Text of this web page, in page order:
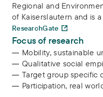
Regional and
of Kaiserslautern and is
ResearchGate
Focus of research
Mobility, sustainable
Qualitative social
Target group specific
Participation, real